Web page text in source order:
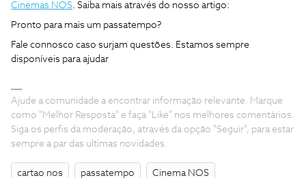
Cinemas NOS. Saiba mais através do nosso artigo:
Pronto para mais um passatempo?
Fale connosco caso surjam questões. Estamos sempre
disponíveis para ajudar
Ajude a comunidade a encontrar informação relevante. Marque
como "Melhor Resposta" e faça "Like" nos melhores comentários.
Siga os perfis da moderação, através da opção "Seguir", para estar
sempre a par das ultimas novidades.
cartao nos passatempo Cinema NOS